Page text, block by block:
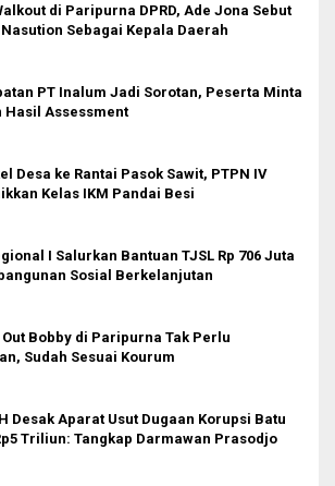
di Paripurna DPRD, Ade Jona Sebut
Sebagai Kepala Daerah
PT Inalum Jadi Sorotan, Peserta Minta
Hasil Assessment
Desa ke Rantai Pasok Sawit, PTPN IV
Kelas IKM Pandai Besi
I Salurkan Bantuan TJSL Rp 706 Juta
Sosial Berkelanjutan
Bobby di Paripurna Tak Perlu
Sudah Sesuai Kourum
Desak Aparat Usut Dugaan Korupsi Batu
Triliun: Tangkap Darmawan Prasodjo